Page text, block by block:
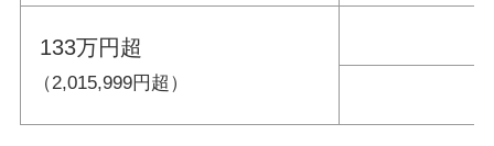
133万円超
（2,015,999円超）